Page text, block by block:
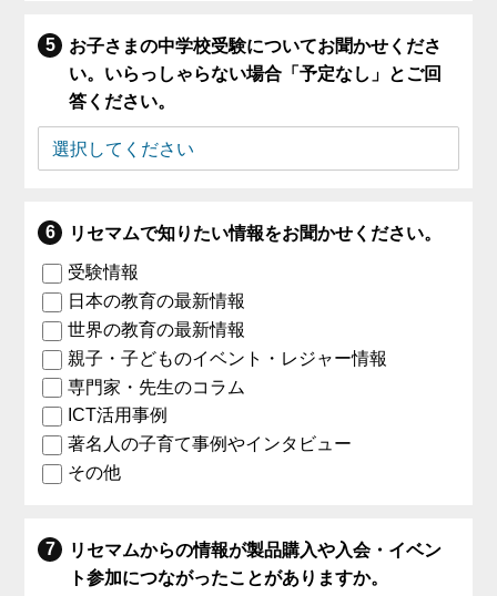
お子さまの中学校受験についてお聞かせくださ
い。いらっしゃらない場合「予定なし」とご回
答ください。
リセマムで知りたい情報をお聞かせください。
受験情報
日本の教育の最新情報
世界の教育の最新情報
親子・子どものイベント・レジャー情報
専門家・先生のコラム
ICT活用事例
著名人の子育て事例やインタビュー
その他
リセマムからの情報が製品購入や入会・イベン
ト参加につながったことがありますか。